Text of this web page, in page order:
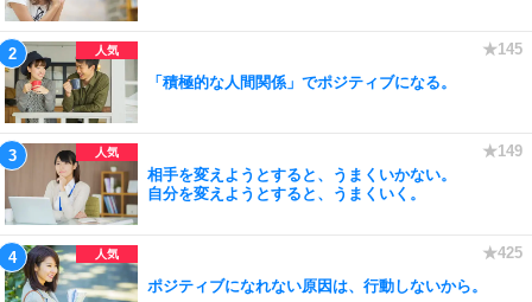
「積極的な人間関係」でポジティブになる。
相手を変えようとすると、うまくいかない。
自分を変えようとすると、うまくいく。
ポジティブになれない原因は、行動しないから。